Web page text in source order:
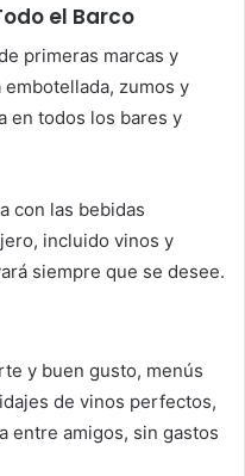
el Barco
primeras marcas y
zumos y
en todos los bares y
con las bebidas
incluido vinos y
siempre que se desee.
y buen gusto, menús
de vinos perfectos,
entre amigos, sin gastos